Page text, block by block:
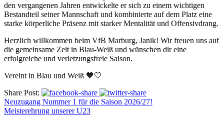
den vergangenen Jahren entwickelte er sich zu einem wichtigen
Bestandteil seiner Mannschaft und kombinierte auf dem Platz eine
starke körperliche Präsenz mit starker Mentalität und Offensivdrang.
Herzlich willkommen beim VfB Marburg, Janik! Wir freuen uns auf
die gemeinsame Zeit in Blau-Weiß und wünschen dir eine
erfolgreiche und verletzungsfreie Saison.
Vereint in Blau und Weiß 💙🤍
Share Post:
Neuzugang Nummer 1 für die Saison 2026/27!
Meisterehrung unserer U23